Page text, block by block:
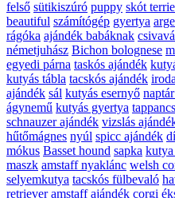
felső sütikiszúró puppy skót
beautiful számítógép gyertya
rágóka ajándék babáknak
németjuhász Bichon bolognese
egyedi párna taskós ajándék
kutyás tábla tacskós ajándék
ajándék sál kutyás esernyő
ágynemű kutyás gyertya
schnauzer ajándék vizslás
hűtőmágnes nyúl spicc ajándék
mókus Basset hound sapka
maszk amstaff nyaklánc welsh
selyemkutya tacskós fülbevaló
retriever amstaff ajándék corgi